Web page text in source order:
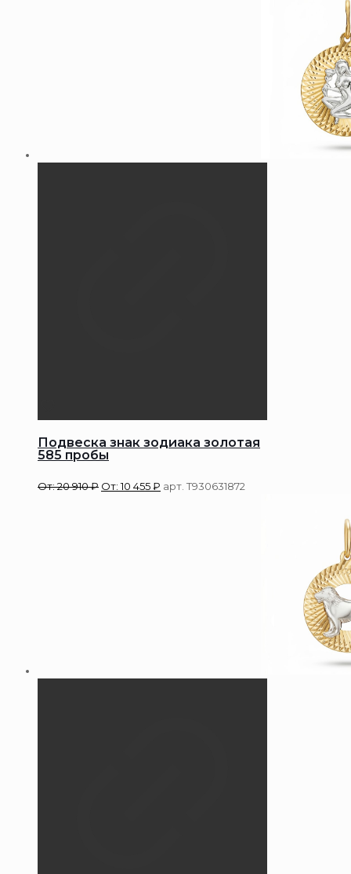
Подвеска знак зодиака золотая
585 пробы
От:20 910₽ От:10 455₽ арт. Т930631872